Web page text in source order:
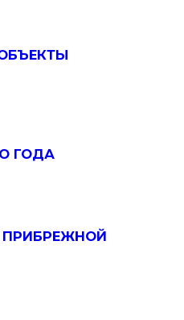
ГОДА
ПРИБРЕЖНОЙ